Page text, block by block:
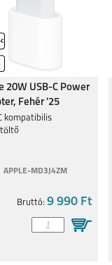
20W USB-C Power
Fehér '25
kompatibilis
APPLE-MD3J4ZM
Bruttó: 9 990 Ft